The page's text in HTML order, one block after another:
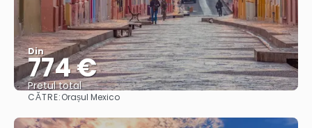
Din
774 €
Pretul total
CĂTRE:Orașul Mexico